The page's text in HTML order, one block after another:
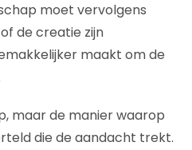
moet vervolgens
de creatie zijn
maakt om de
maar de manier waarop
die de aandacht trekt.